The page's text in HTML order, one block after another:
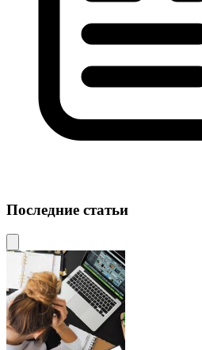
Последние статьи